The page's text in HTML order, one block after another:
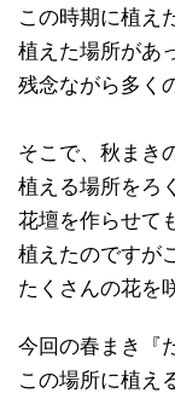
この時期に植え
植えた場所があ
残念ながら多く
そこで、秋まき
植える場所をろ
花壇を作らせて
植えたのですが
たくさんの花を
今回の春まき『
この場所に植え